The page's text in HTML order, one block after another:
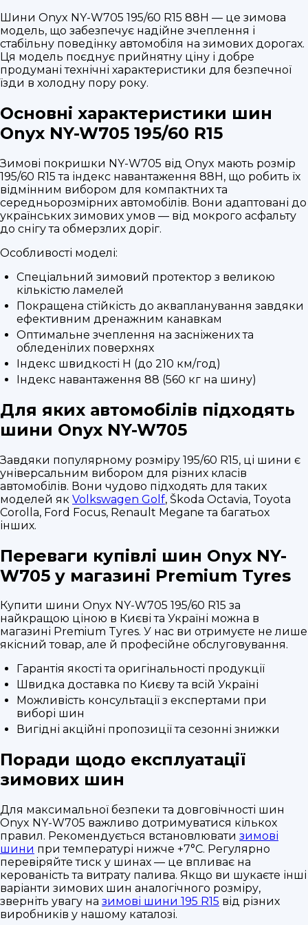
Шини Onyx NY-W705 195/60 R15 88H — це зимова
модель, що забезпечує надійне зчеплення і
стабільну поведінку автомобіля на зимових дорогах.
Ця модель поєднує прийнятну ціну і добре
продумані технічні характеристики для безпечної
їзди в холодну пору року.
Основні характеристики шин
Onyx NY-W705 195/60 R15
Зимові покришки NY-W705 від Onyx мають розмір
195/60 R15 та індекс навантаження 88H, що робить їх
відмінним вибором для компактних та
середньорозмірних автомобілів. Вони адаптовані до
українських зимових умов — від мокрого асфальту
до снігу та обмерзлих доріг.
Особливості моделі:
Спеціальний зимовий протектор з великою
кількістю ламелей
Покращена стійкість до аквапланування завдяки
ефективним дренажним канавкам
Оптимальне зчеплення на засніжених та
обледенілих поверхнях
Індекс швидкості H (до 210 км/год)
Індекс навантаження 88 (560 кг на шину)
Для яких автомобілів підходять
шини Onyx NY-W705
Завдяки популярному розміру 195/60 R15, ці шини є
універсальним вибором для різних класів
автомобілів. Вони чудово підходять для таких
моделей як Volkswagen Golf, Škoda Octavia, Toyota
Corolla, Ford Focus, Renault Megane та багатьох
інших.
Переваги купівлі шин Onyx NY-
W705 у магазині Premium Tyres
Купити шини Onyx NY-W705 195/60 R15 за
найкращою ціною в Києві та Україні можна в
магазині Premium Tyres. У нас ви отримуєте не лише
якісний товар, але й професійне обслуговування.
Гарантія якості та оригінальності продукції
Швидка доставка по Києву та всій Україні
Можливість консультації з експертами при
виборі шин
Вигідні акційні пропозиції та сезонні знижки
Поради щодо експлуатації
зимових шин
Для максимальної безпеки та довговічності шин
Onyx NY-W705 важливо дотримуватися кількох
правил. Рекомендується встановлювати зимові
шини при температурі нижче +7°C. Регулярно
перевіряйте тиск у шинах — це впливає на
керованість та витрату палива. Якщо ви шукаєте інші
варіанти зимових шин аналогічного розміру,
зверніть увагу на зимові шини 195 R15 від різних
виробників у нашому каталозі.